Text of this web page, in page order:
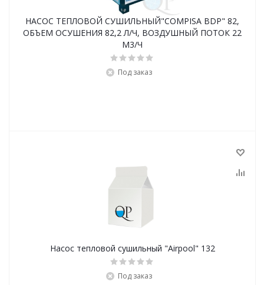
НАСОС ТЕПЛОВОЙ СУШИЛЬНЫЙ"COMPISA BDP" 82,
ОБЪЕМ ОСУШЕНИЯ 82,2 Л/Ч, ВОЗДУШНЫЙ ПОТОК 22
М3/Ч
Под заказ
Насос тепловой сушильный "Airpool" 132
Под заказ